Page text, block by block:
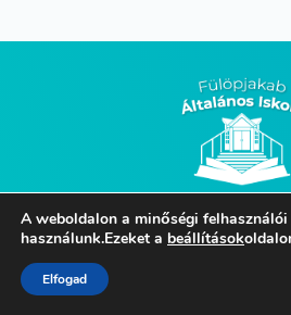
Jakabszállás-Fülöpjakab
Eötvös József
A weboldalon a minőségi
használunk.Ezeket a beállítások
Elfogad